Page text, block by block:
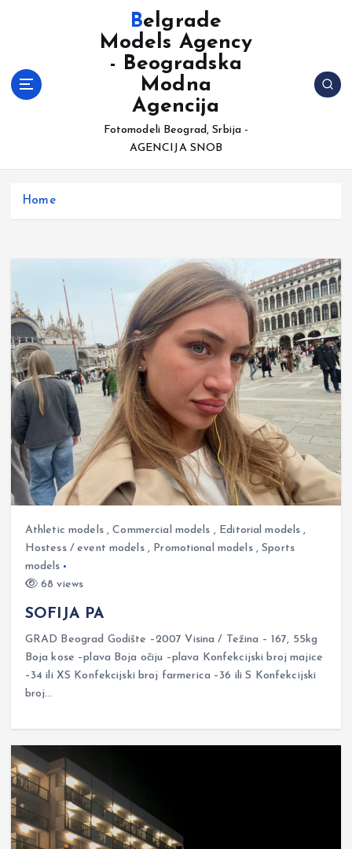
t
Belgrade
Models Agency
- Beogradska
Modna
Agencija
Fotomodeli Beograd, Srbija -
AGENCIJA SNOB
Home
Athletic models,Commercial models , Editorial models ,
Hostess / event models, Promotional models,Sports
models
68 views
SOFIJA PA
GRAD Beograd Godište –2007 Visina / Težina – 167, 55kg
Boja kose –plava Boja očiju –plava Konfekcijski broj majice
–34 ili XS Konfekcijski broj farmerica –36 ili S Konfekcijski
broj…